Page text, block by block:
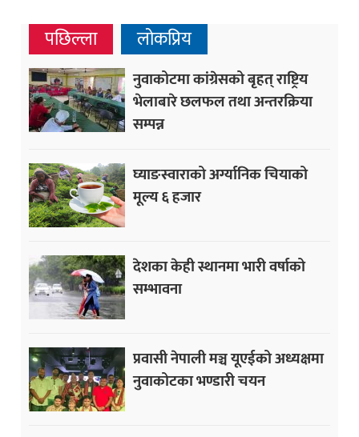
पछिल्ला लोकप्रिय
नुवाकोटमा कांग्रेसको बृहत् राष्ट्रिय
भेलाबारे छलफल तथा अन्तरक्रिया
सम्पन्न
घ्याङस्वाराको अर्ग्यानिक चियाको
मूल्य ६ हजार
देशका केही स्थानमा भारी वर्षाको
सम्भावना
प्रवासी नेपाली मञ्च यूएईको अध्यक्षमा
नुवाकोटका भण्डारी चयन